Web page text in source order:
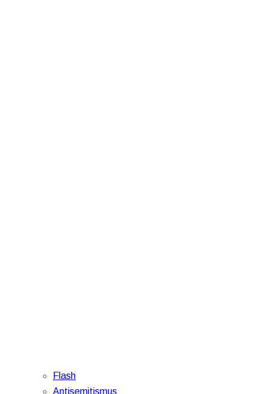
Flash
Antisemitismus